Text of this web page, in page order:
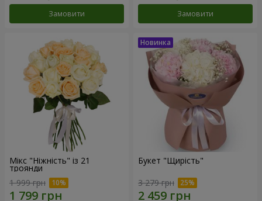
Замовити Замовити
Мікс "Ніжність" із 21
троянди
1 999 грн
Букет "Щирість"
3 279 грн